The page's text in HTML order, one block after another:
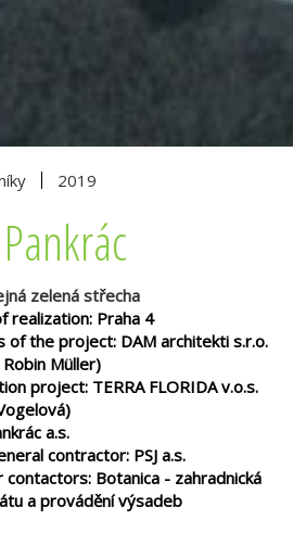
2019
zelená střecha
realization: Praha 4
the project: DAM architekti s.r.o.
Müller)
project: TERRA FLORIDA v.o.s.
a.s.
contractor: PSJ a.s.
Botanica - zahradnická
a provádění výsadeb